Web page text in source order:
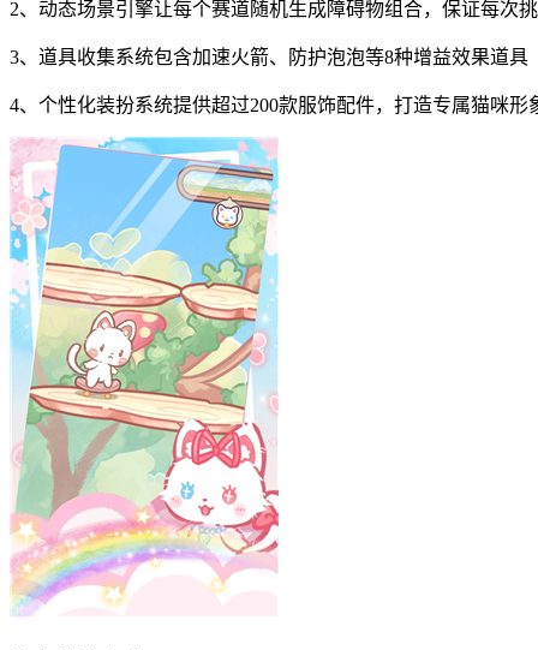
2、动态场景引擎让每个赛道随机生成障碍物组合，保证每次
3、道具收集系统包含加速火箭、防护泡泡等8种增益效果道具
4、个性化装扮系统提供超过200款服饰配件，打造专属猫咪形